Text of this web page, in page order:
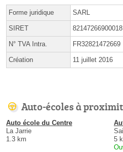
Forme juridique SARL
SIRET 82147266900018
N° TVA Intra. FR32821472669
Création 11 juillet 2016
Auto-écoles à
Auto école du Centre
La Jarrie
1.3 km
5